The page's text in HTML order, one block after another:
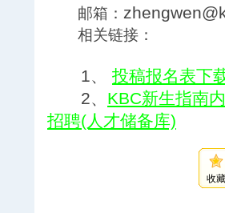
邮箱：
相关链接：
1、 投稿报名表下
2、 KBC新生指南
招聘(人才储备库)
收